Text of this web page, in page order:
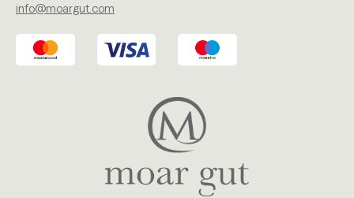
info@moargut.com